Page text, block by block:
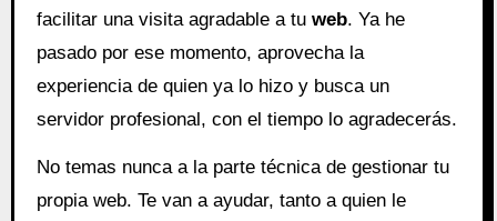
facilitar una visita agradable a tu web. Ya he
pasado por ese momento, aprovecha la
experiencia de quien ya lo hizo y busca un
servidor profesional, con el tiempo lo agradecerás.
No temas nunca a la parte técnica de gestionar tu
propia web. Te van a ayudar, tanto a quien le